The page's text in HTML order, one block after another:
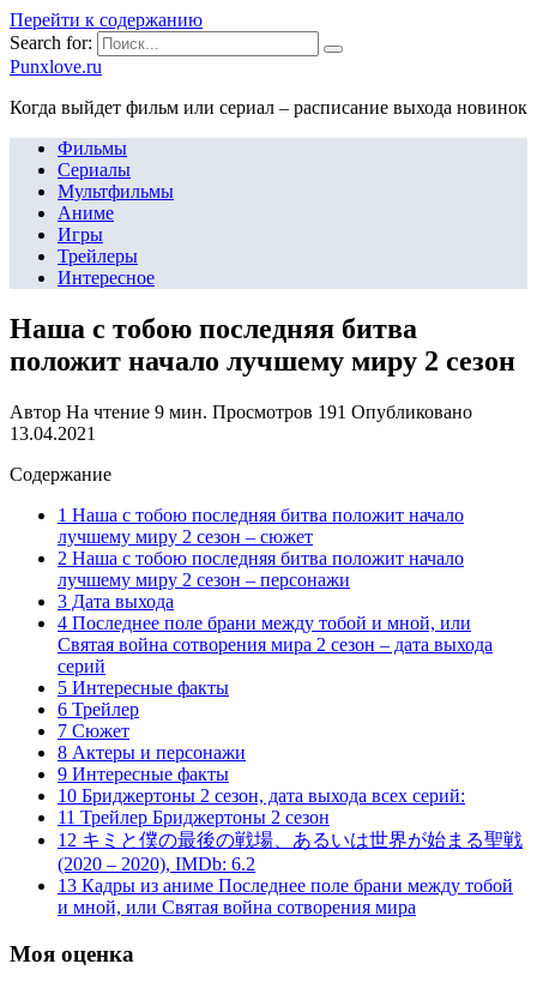
Перейти к содержанию
Search for:
Punxlove.ru
Когда выйдет фильм или сериал – расписание выхода новинок
Фильмы
Сериалы
Мультфильмы
Аниме
Игры
Трейлеры
Интересное
Наша с тобою последняя битва
положит начало лучшему миру 2 сезон
Автор На чтение 9 мин. Просмотров 191 Опубликовано
13.04.2021
Содержание
1 Наша с тобою последняя битва положит начало
лучшему миру 2 сезон – сюжет
2 Наша с тобою последняя битва положит начало
лучшему миру 2 сезон – персонажи
3 Дата выхода
4 Последнее поле брани между тобой и мной, или
Святая война сотворения мира 2 сезон – дата выхода
серий
5 Интересные факты
6 Трейлер
7 Сюжет
8 Актеры и персонажи
9 Интересные факты
10 Бриджертоны 2 сезон, дата выхода всех серий:
11 Трейлер Бриджертоны 2 сезон
12 キミと僕の最後の戦場、あるいは世界が始まる聖戦
(2020 – 2020), IMDb: 6.2
13 Кадры из аниме Последнее поле брани между тобой
и мной, или Святая война сотворения мира
Моя оценка